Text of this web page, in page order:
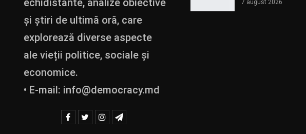
echidistante, analize obiective
și știri de ultimă oră, care
explorează diverse aspecte
ale vieții politice, sociale și
economice.
• E-mail: info@democracy.md
7 august 2026